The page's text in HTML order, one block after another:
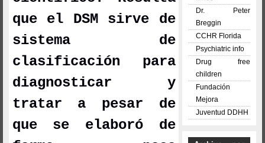
que el DSM sirve de
sistema de
clasificación para
diagnosticar y
tratar a pesar de
que se elaboró de
Dr. Peter
Breggin
CCHR Florida
Psychiatric info
Drug free
children
Fundación
Mejora
Juventud DDHH